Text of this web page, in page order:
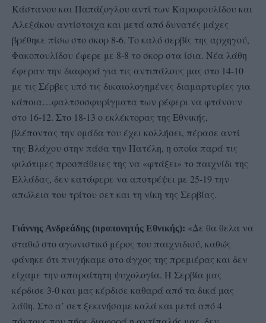
Κάστανου και Παπάζογλου αντί των Καραφουλίδου και
Αλεξάκου αντίστοιχα και μετά από δυνατές μάχες
βρέθηκε πίσω στο σκορ 8-6. Το καλό σερβίς της αρχηγού,
Φακοπουλίδου έφερε με 8-8 το σκορ στα ίσια. Νέα λάθη
έφεραν την διαφορά για τις αντιπάλους μας στο 14-10
με τις Σέρβες υπό τις δικαιολογημένες διαμαρτυρίες για
κάποια…φαλτσοσφυρίγματα των ρέφερι να φτάνουν
στο 16-12. Στο 18-13 ο εκλέκτορας της Εθνικής,
βλέποντας την ομάδα του έχει κολλήσει, πέρασε αντί
της Βλάχου στην πάσα την Πατέλη, η οποία παρά τις
φιλότιμες προσπάθειες της να «φτάξει» το παιχνίδι της
Ελλάδας, δεν κατάφερε να αποτρέψει με 25-19 την
απώλεια του τρίτου σετ και τη νίκη της Σερβίας.
Γιάννης Ανδρεάδης (προπονητής Εθνικής): «Δε θα θελα να
σταθώ στο αγωνιστικό μέρος του παιχνιδιού, καθώς
φάνηκε ότι πνιγήκαμε στο άγχος της πρεμιέρας και δεν
είχαμε την απαραίτητη ψυχολογία. Η Σερβία μας
κέρδισε 3-0 και μας κέρδισε καθαρά από τα δικά μας
λάθη. Στο α’ σετ ξεκινήσαμε καλά και μετά από 4